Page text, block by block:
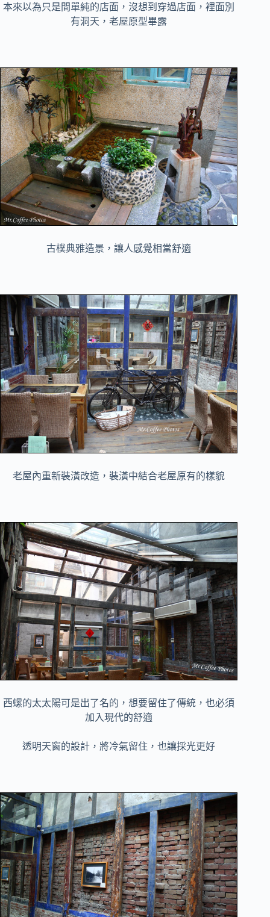
本來以為只是間單純的店面，沒想到穿過店面，裡面別
有洞天，老屋原型畢露
古樸典雅造景，讓人感覺相當舒適
老屋內重新裝潢改造，裝潢中結合老屋原有的樣貌
西螺的太太陽可是出了名的，想要留住了傳統，也必須
加入現代的舒適
透明天窗的設計，將冷氣留住，也讓採光更好